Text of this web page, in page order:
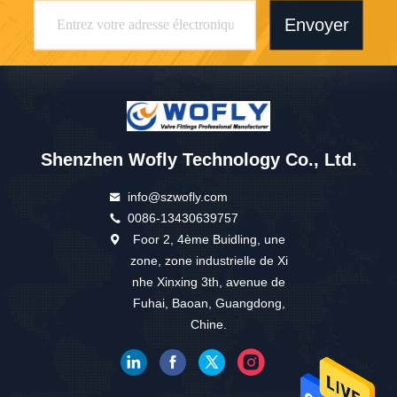
Envoyer
Shenzhen Wofly Technology Co., Ltd.
info@szwofly.com
0086-13430639757
Foor 2, 4ème Buidling, une
zone, zone industrielle de Xi
nhe Xinxing 3th, avenue de
Fuhai, Baoan, Guangdong,
Chine.